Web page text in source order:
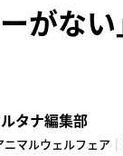
ーがな
タナ編集部
ニマルウェルフェア |